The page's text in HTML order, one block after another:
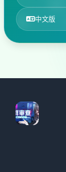
中文版